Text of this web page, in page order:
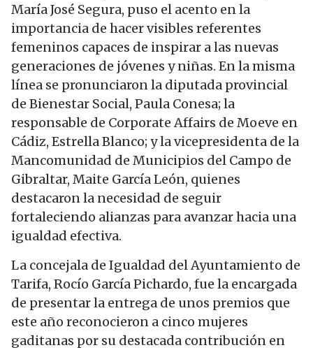
María José Segura, puso el acento en la
importancia de hacer visibles referentes
femeninos capaces de inspirar a las nuevas
generaciones de jóvenes y niñas. En la misma
línea se pronunciaron la diputada provincial
de Bienestar Social, Paula Conesa; la
responsable de Corporate Affairs de Moeve en
Cádiz, Estrella Blanco; y la vicepresidenta de la
Mancomunidad de Municipios del Campo de
Gibraltar, Maite García León, quienes
destacaron la necesidad de seguir
fortaleciendo alianzas para avanzar hacia una
igualdad efectiva.
La concejala de Igualdad del Ayuntamiento de
Tarifa, Rocío García Pichardo, fue la encargada
de presentar la entrega de unos premios que
este año reconocieron a cinco mujeres
gaditanas por su destacada contribución en